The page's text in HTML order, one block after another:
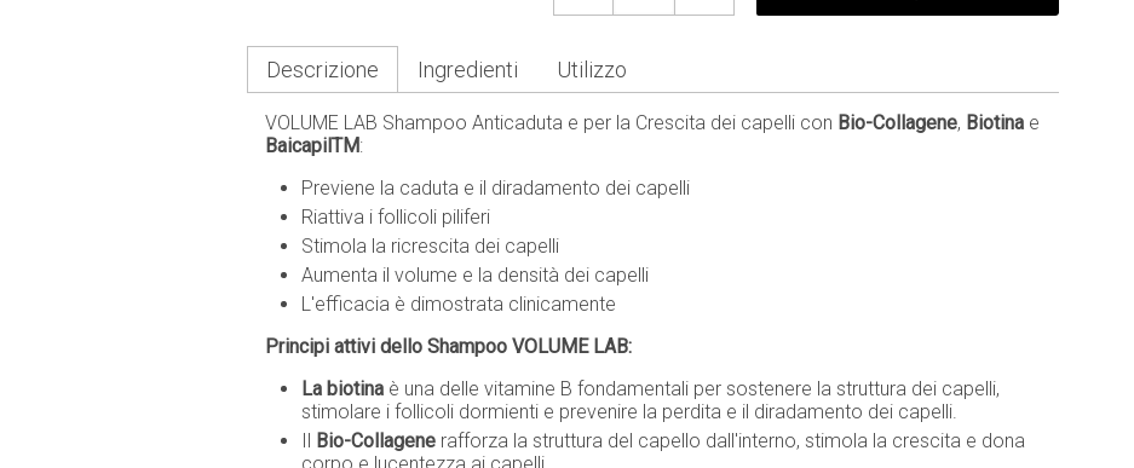
Descrizione Ingredienti Utilizzo
VOLUME LAB Shampoo Anticaduta e per la Crescita dei capelli con Bio-Collagene, Biotina e
BaicapilTM:
Previene la caduta e il diradamento dei capelli
Riattiva i follicoli piliferi
Stimola la ricrescita dei capelli
Aumenta il volume e la densità dei capelli
L'efficacia è dimostrata clinicamente
Principi attivi dello Shampoo VOLUME LAB:
La biotina è una delle vitamine B fondamentali per sostenere la struttura dei capelli,
stimolare i follicoli dormienti e prevenire la perdita e il diradamento dei capelli.
Il Bio-Collagene rafforza la struttura del capello dall'interno, stimola la crescita e dona